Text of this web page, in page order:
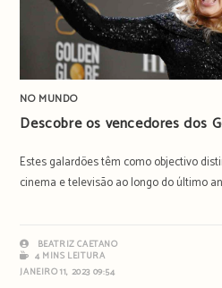
NO MUNDO
Descobre os vencedores dos
Estes galardões têm como objectivo
cinema e televisão ao longo do último
BEATRIZ CAETANO
4 MINS LEITURA
JANEIRO 11, 2023 09:54